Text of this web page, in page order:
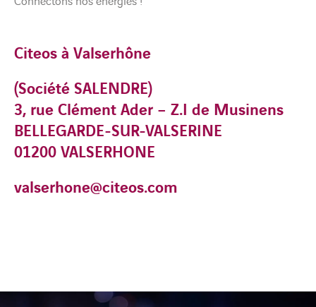
Citeos à Valserhône
(Société SALENDRE)
3, rue Clément Ader – Z.I de Musinens
BELLEGARDE-SUR-VALSERINE
01200 VALSERHONE
valserhone@citeos.com